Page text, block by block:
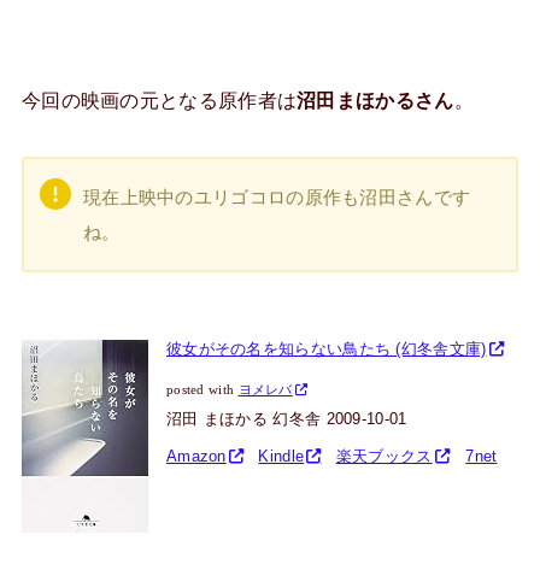
今回の映画の元となる原作者は沼田まほかるさん。
現在上映中のユリゴコロの原作も沼田さんです
ね。
彼女がその名を知らない鳥たち (幻冬舎文庫)
posted with ヨメレバ
沼田 まほかる 幻冬舎 2009-10-01
Amazon Kindle 楽天ブックス 7net